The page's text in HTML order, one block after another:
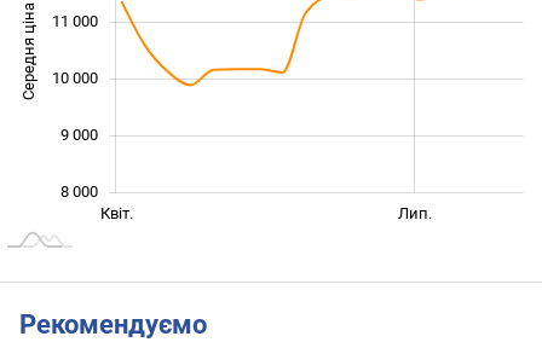
Середня ціна
8 000
9 000
10 000
11 000
L
Жовт. Лип.
Квіт.
Січ. 2026
Рекомендуємо